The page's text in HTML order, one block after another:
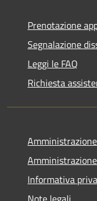
Prenotazione
Segnalazione
Leggi le FAQ
Richiesta
Informativa